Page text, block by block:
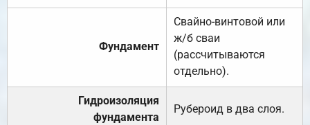
Фундамент
Свайно-винтовой или
ж/б сваи
(рассчитываются
отдельно).
Гидроизоляция
фундамента
Рубероид в два слоя.